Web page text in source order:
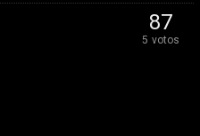
87
5 votos